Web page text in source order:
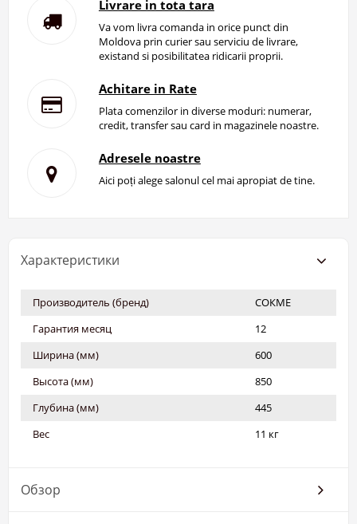
Livrare in tota tara
Va vom livra comanda in orice punct din
Moldova prin curier sau serviciu de livrare,
existand si posibilitatea ridicarii proprii.
Achitare in Rate
Plata comenzilor in diverse moduri: numerar,
credit, transfer sau card in magazinele noastre.
Adresele noastre
Aici poți alege salonul cel mai apropiat de tine.
Характеристики
Производитель (бренд)
СОКМЕ
Гарантия месяц
12
Ширина (мм)
600
Высота (мм)
850
Глубина (мм)
445
Вес
11 кг
Обзор